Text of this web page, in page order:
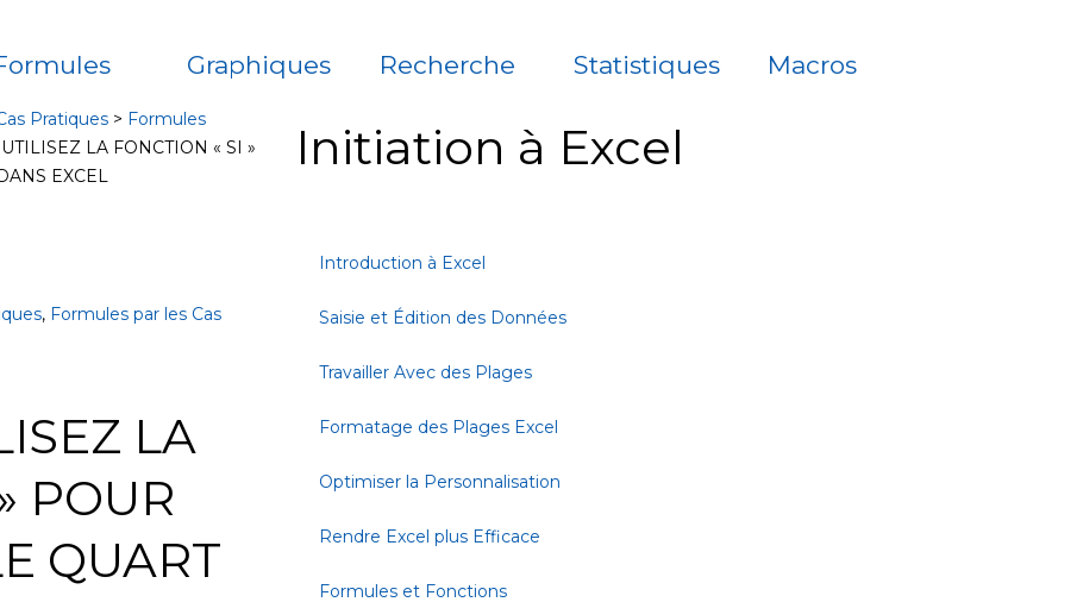
Graphiques Recherche Statistiques Macros
Pratiques > Formules
LA FONCTION « SI »
EXCEL
, Formules par les Cas
LA
POUR
QUART
Initiation à Excel
Introduction à Excel
Saisie et Édition des Données
Travailler Avec des Plages
Formatage des Plages Excel
Optimiser la Personnalisation
Rendre Excel plus Efficace
Formules et Fonctions